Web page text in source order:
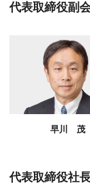
代表取締役副
早川 茂
代表取締役社